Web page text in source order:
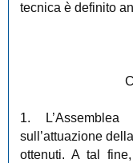
tecnica è definito
1.
sull’attuazione
ottenuti. A tal